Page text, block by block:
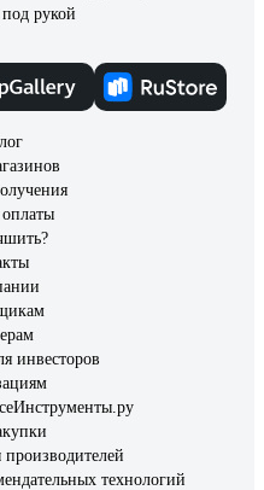
под рукой
инвесторов
технологий